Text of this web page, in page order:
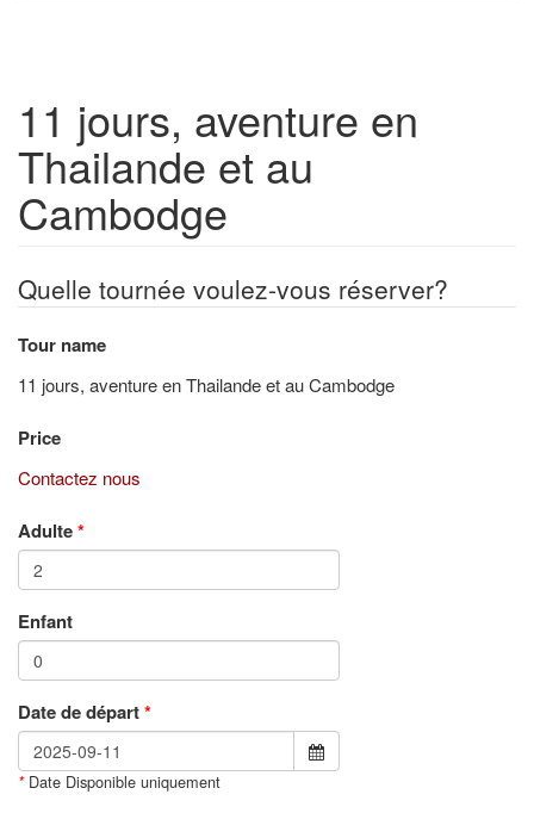
11 jours, aventure en
Thailande et au
Cambodge
Quelle tournée voulez-vous réserver?
Tour name
11 jours, aventure en Thailande et au Cambodge
Price
Contactez nous
Adulte*
Enfant
Date de départ*
*Date Disponible uniquement